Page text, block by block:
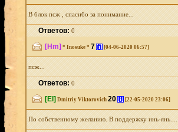
В блок псж , спасибо за понимание...
Ответов:0
[Hm] * Inosuke * 7 [i] [04-06-2020 06:57]
псж...
Ответов:0
[El] Dmitriy Viktorovich 20 [i] [22-05-2020 23:06]
По собственному желанию. В поддержку инь-янь....